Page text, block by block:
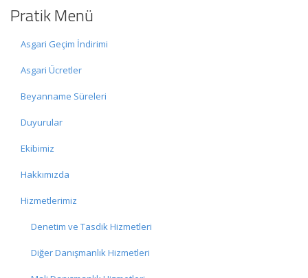
Pratik Menü
Asgari Geçim İndirimi
Asgari Ücretler
Beyanname Süreleri
Duyurular
Ekibimiz
Hakkımızda
Hizmetlerimiz
Denetim ve Tasdik Hizmetleri
Diğer Danışmanlık Hizmetleri